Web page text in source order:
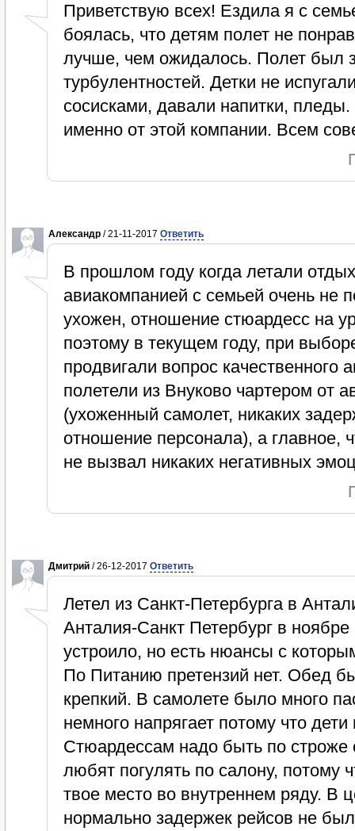
Приветствую всех! Ездила я с
боялась, что детям полет не
лучше, чем ожидалось. Полет был
турбулентностей. Детки не
сосисками, давали напитки,
именно от этой компании. Всем
Александр / 21-11-2017 Ответить
В прошлом году когда летали
авиакомпанией с семьей очень не
ухожен, отношение стюардесс на
поэтому в текущем году, при
продвигали вопрос качественного
полетели из Внуково чартером от
(ухоженный самолет, никаких
отношение персонала), а главное,
не вызвал никаких негативных
Дмитрий / 26-12-2017 Ответить
Летел из Санкт-Петербурга в
Анталия-Санкт Петербург в
устроило, но есть нюансы с
По Питанию претензий нет. Обед
крепкий. В самолете было много
немного напрягает потому что дети
Стюардессам надо быть по строже
любят погулять по салону, потому
твое место во внутреннем ряду. В
нормально задержек рейсов не